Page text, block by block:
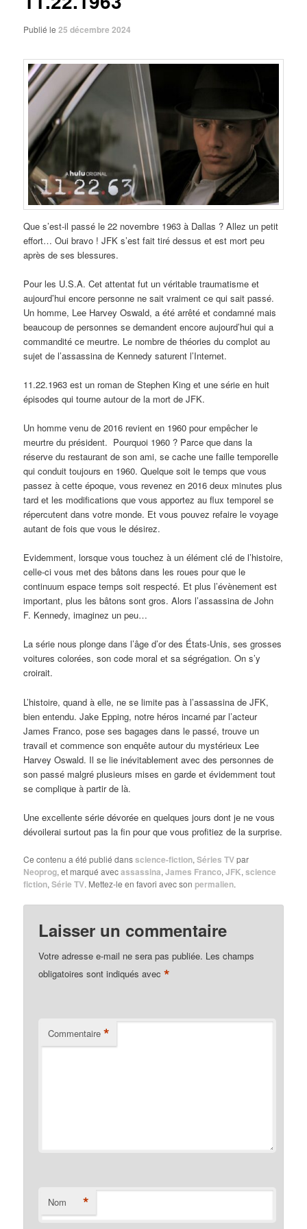
Publié le25 décembre 2024
Que s’est-il passé le 22 novembre 1963 à Dallas ? Allez un petit
effort… Oui bravo ! JFK s’est fait tiré dessus et est mort peu
après de ses blessures.
Pour les U.S.A. Cet attentat fut un véritable traumatisme et
aujourd’hui encore personne ne sait vraiment ce qui sait passé.
Un homme, Lee Harvey Oswald, a été arrêté et condamné mais
beaucoup de personnes se demandent encore aujourd’hui qui a
commandité ce meurtre. Le nombre de théories du complot au
sujet de l’assassina de Kennedy saturent l’Internet.
11.22.1963 est un roman de Stephen King et une série en huit
épisodes qui tourne autour de la mort de JFK.
Un homme venu de 2016 revient en 1960 pour empêcher le
meurtre du président. Pourquoi 1960 ? Parce que dans la
réserve du restaurant de son ami, se cache une faille temporelle
qui conduit toujours en 1960. Quelque soit le temps que vous
passez à cette époque, vous revenez en 2016 deux minutes plus
tard et les modifications que vous apportez au flux temporel se
répercutent dans votre monde. Et vous pouvez refaire le voyage
autant de fois que vous le désirez.
Evidemment, lorsque vous touchez à un élément clé de l’histoire,
celle-ci vous met des bâtons dans les roues pour que le
continuum espace temps soit respecté. Et plus l’évènement est
important, plus les bâtons sont gros. Alors l’assassina de John
F. Kennedy, imaginez un peu…
La série nous plonge dans l’âge d’or des États-Unis, ses grosses
voitures colorées, son code moral et sa ségrégation. On s’y
croirait.
L’histoire, quand à elle, ne se limite pas à l’assassina de JFK,
bien entendu. Jake Epping, notre héros incarné par l’acteur
James Franco, pose ses bagages dans le passé, trouve un
travail et commence son enquête autour du mystérieux Lee
Harvey Oswald. Il se lie inévitablement avec des personnes de
son passé malgré plusieurs mises en garde et évidemment tout
se complique à partir de là.
Une excellente série dévorée en quelques jours dont je ne vous
dévoilerai surtout pas la fin pour que vous profitiez de la surprise.
Ce contenu a été publié dansscience-fiction,Séries TVpar
Neoprog, et marqué avecassassina,James Franco,JFK,science
fiction,Série TV. Mettez-le en favori avec son permalien.
Laisser un commentaire
Votre adresse e-mail ne sera pas publiée. Les champs
obligatoires sont indiqués avec*
Commentaire *
Nom *